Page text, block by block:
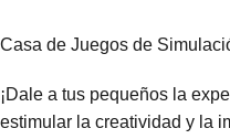
Casa de Juegos de
¡Dale a tus pequeños la
estimular la creatividad y la